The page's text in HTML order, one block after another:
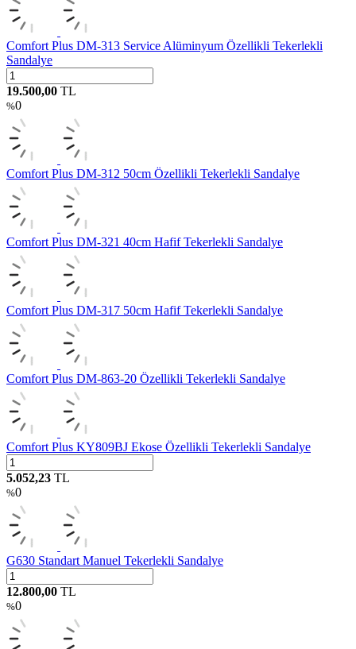
Comfort Plus DM-313 Service Alüminyum Özellikli Tekerlekli
Sandalye
19.500,00 TL
%0
Comfort Plus DM-312 50cm Özellikli Tekerlekli Sandalye
Comfort Plus DM-321 40cm Hafif Tekerlekli Sandalye
Comfort Plus DM-317 50cm Hafif Tekerlekli Sandalye
Comfort Plus DM-863-20 Özellikli Tekerlekli Sandalye
Comfort Plus KY809BJ Ekose Özellikli Tekerlekli Sandalye
5.052,23 TL
%0
G630 Standart Manuel Tekerlekli Sandalye
12.800,00 TL
%0